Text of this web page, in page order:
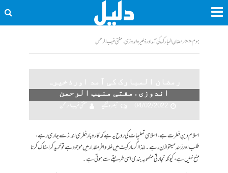
ہوم<<رمضان المبارک کی آمد اورذخیرہ اندوزی . مفتی منیب الرحمن
رمضان المبارک کی آمد اورذخیرہ
اندوزی . مفتی منیب الرحمن
04/02/2022
تبصرہ لکھیے مفتی منیب الرحمن
اسلام دینِ فطرت ہے،اسلامی تعلیمات کی روح یہ ہے کہ کاروبار فطری انداز سے جاری رہے،
طلب اور رَسَدمیںتوازن رہے۔ لہٰذا اگر مارکیٹ میں غلہ وافر مقدار میں موجود ہے تو خرید کر اسٹاک کرنا
منع نہیں ہے ، کیونکہ تجارتی منصوبہ بندی اسی طریقے سے ہوتی ہے ۔